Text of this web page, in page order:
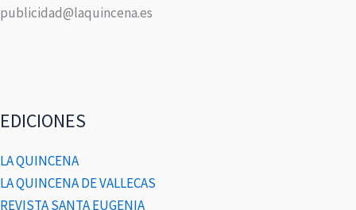
publicidad@laquincena.es
EDICIONES
LA QUINCENA
LA QUINCENA DE VALLECAS
REVISTA SANTA EUGENIA